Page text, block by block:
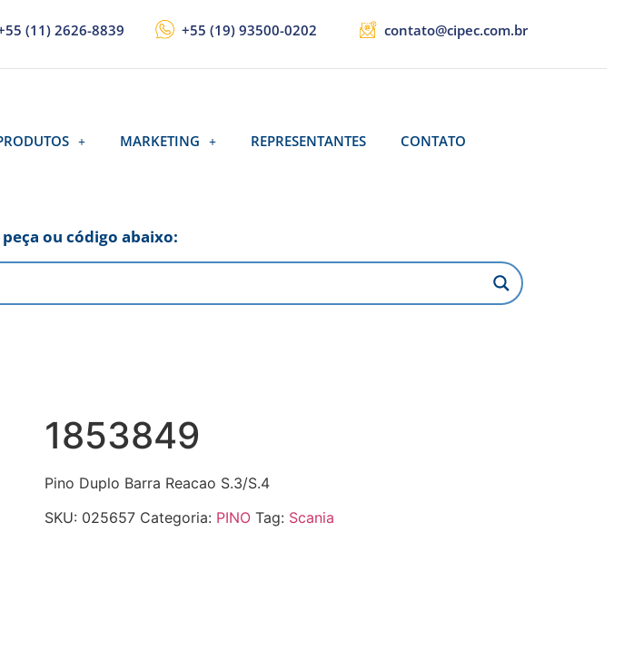
(11) 2626-8839 +55 (19) 93500-0202 contato@cipec.com.br
MARKETING REPRESENTANTES CONTATO
ou código abaixo:
1853849
Pino Duplo Barra Reacao S.3/S.4
SKU: 025657 Categoria: PINO Tag: Scania